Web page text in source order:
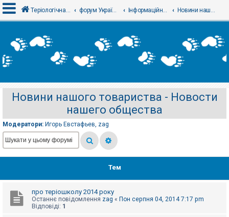
х
і
с
р
а
ц
і
Т
м
Теріологічна школа форум Українського теріологічного товариства Інформаційний відділ Новини нашого товариства - Новости нашего общества
Новини нашого товариства - Новости
нашего общества
Модератори: Игорь Евстафьев, zag
Тем
про теріошколу 2014 року
Останнє повідомлення zag « Пон серпня 04, 2014 7:17 pm
Відповіді: 1